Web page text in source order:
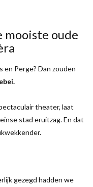
mooiste oude
Perge? Dan zouden
theater, laat
stad eruitzag. En dat
gezegd hadden we